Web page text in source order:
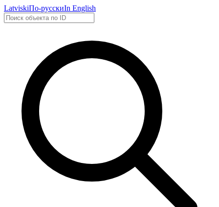
LatviskiПо-русскиIn English